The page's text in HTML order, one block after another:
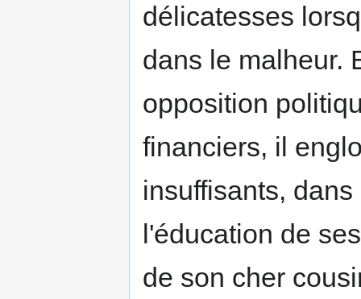
délicatesses
dans le malheur.
opposition
financiers, il
insuffisants,
l'éducation de
de son cher